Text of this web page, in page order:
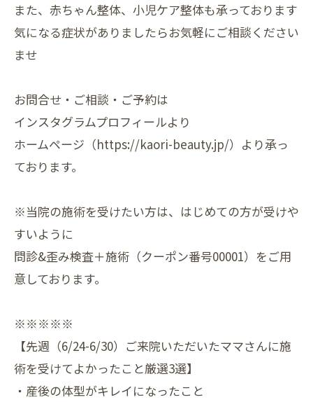
また、赤ちゃん整体、小児ケア整体も承っております
気になる症状がありましたらお気軽にご相談ください
ませ
お問合せ・ご相談・ご予約は
インスタグラムプロフィールより
ホームページ（https://kaori-beauty.jp/）より承っ
ております。
※当院の施術を受けたい方は、はじめての方が受けや
すいように
問診&歪み検査＋施術（クーポン番号00001）をご用
意しております。
※※※※※
【先週（6/24-6/30）ご来院いただいたママさんに施
術を受けてよかったこと厳選3選】
・産後の体型がキレイになったこと